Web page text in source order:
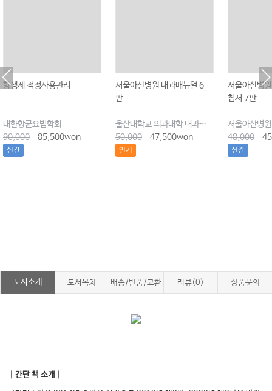
항생제 적정사용관리
대한항균요법학회
90,000
85,500won
신간
서울아산병원 내과매뉴얼 6
판
울산대학교 의과대학 내과학교실
50,000
47,500won
인기
서울아산병
침서 7판
서울아산병
48,000
신간
도서소개 도서목차 배송/반품/교환 리뷰(0) 상품문의
｜간단 책 소개｜